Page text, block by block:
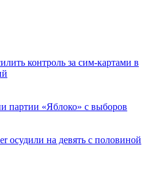
контроль за сим-картами в
партии «Яблоко» с выборов
осудили на девять с половиной